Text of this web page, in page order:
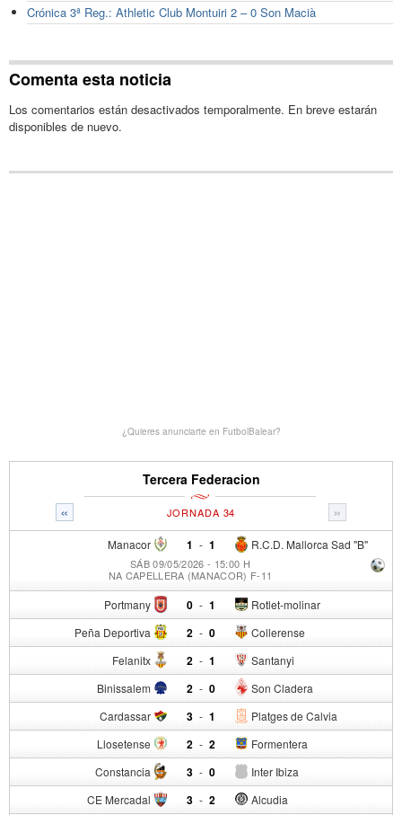
Crónica 3ª Reg.: Athletic Club Montuiri 2 – 0 Son Macià
Comenta esta noticia
Los comentarios están desactivados temporalmente. En breve estarán
disponibles de nuevo.
¿Quieres anunciarte en FutbolBalear?
Tercera Federacion
« »
JORNADA 34
Manacor 1 - R.C.D. Mallorca Sad "B"
1
SÁB 09/05/2026 - 15:00 H
NA CAPELLERA (MANACOR) F-11
Portmany 0 - Rotlet-molinar
1
Peña Deportiva 2 - Collerense
0
Felanitx 2 - Santanyi
1
Binissalem 2 - Son Cladera
0
Cardassar 3 - Platges de Calvia
1
Llosetense 2 - Formentera
2
Constancia 3 - Inter Ibiza
0
CE Mercadal 3 - Alcudia
2